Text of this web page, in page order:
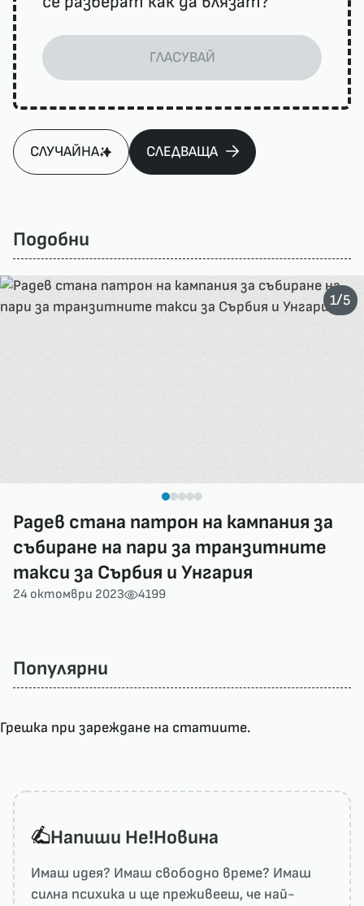
ГЛАСУВАЙ
СЛУЧАЙНА СЛЕДВАЩА
Подобни
Радев стана патрон на кампания за
събиране на пари за транзитните
такси за Сърбия и Унгария
24 октомври 2023 4199
1/5
Популярни
Грешка при зареждане на статиите.
Напиши He!Новина
Имаш идея? Имаш свободно време? Имаш
силна психика и ще преживееш, че най-